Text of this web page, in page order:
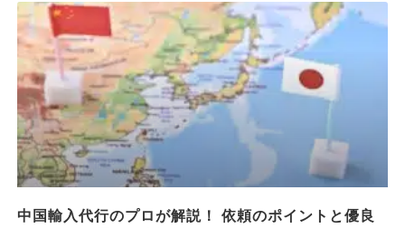
中国輸入代行のプロが解説！ 依頼のポイントと優良